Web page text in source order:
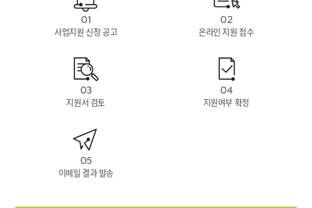
01
사업지원 신청 공고
02
온라인 지원 접수
03
지원서 검토
04
지원여부 확정
05
이메일 결과 발송